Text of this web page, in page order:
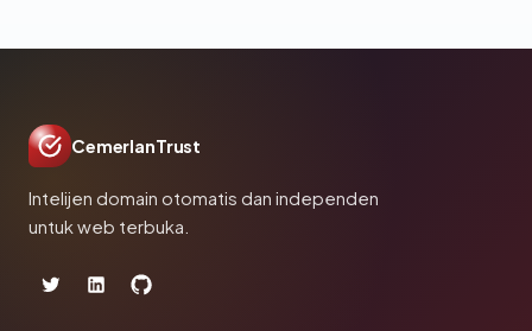
CemerlanTrust
Intelijen domain otomatis dan independen
untuk web terbuka.